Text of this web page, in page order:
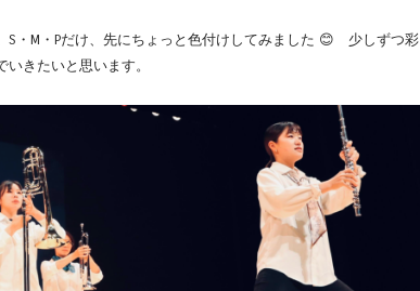
S・M・Pだけ、先にちょっと色付けしてみました 😊 少しずつ彩
きたいと思います。